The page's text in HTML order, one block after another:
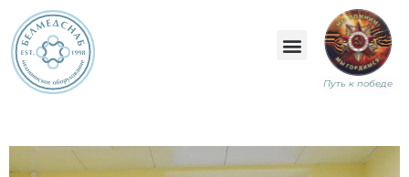
Путь к победе